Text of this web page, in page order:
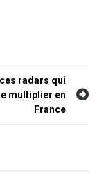
radars qui
multiplier en
France